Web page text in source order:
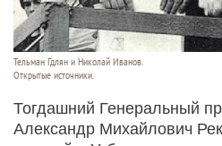
Тельман Гдлян и Николай Иванов.
Открытые источники.
Тогдашний Генеральный
Александр Михайлович